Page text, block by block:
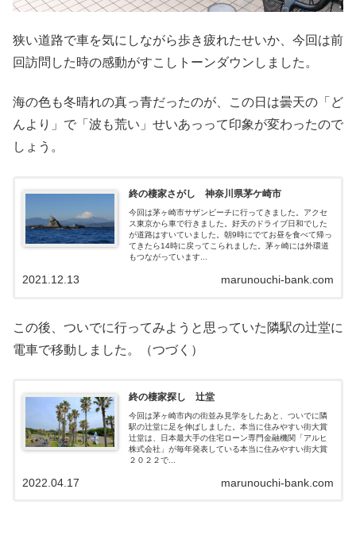
狭い道路で車を気にしながら歩き疲れたせいか、今回は前
回訪問した時の感動がすこしトーンダウンしました。
海の色も冬晴れの真っ青だったのが、この日は曇天の「ど
んより」で「波も荒い」せいあっって印象が変わったので
しょう。
終の棲家さがし 神奈川県茅ケ崎市
今回は茅ヶ崎市サザンビーチに行ってきました。アクセ
ス東京から車で行きました。好天のドライブ日和でした
が道路はすいていました。朝9時にでてお昼を食べて帰っ
てきたら14時に戻ってこられました。茅ヶ崎には外環道
もつながっています...
marunouchi-bank.com
2021.12.13
この後、ついでに行ってみようと思っていた隣駅の辻堂に
電車で移動しました。（つづく）
終の棲家探し 辻堂
今回は茅ヶ崎市内の街並み見学をしたあと、ついでに隣
駅の辻堂に足を伸ばしました。本当に住みやすい街大賞
辻堂は、日本最大手の住宅ローン専門金融機関「アルヒ
株式会社」が毎年発表している本当に住みやすい街大賞
２０２２で...
marunouchi-bank.com
2022.04.17